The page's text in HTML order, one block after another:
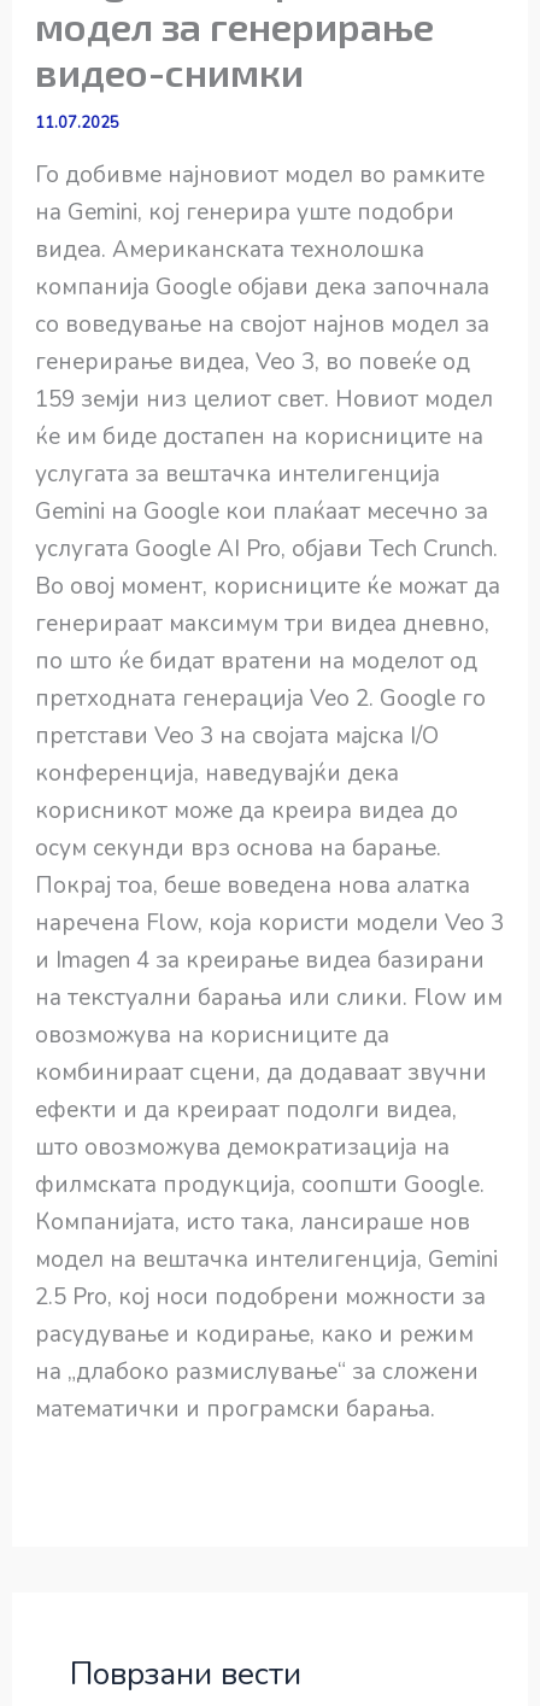
модел за генерирање
видео-снимки
11.07.2025
Го добивме најновиот модел во рамките
на Gemini, кој генерира уште подобри
видеа. Американската технолошка
компанија Google објави дека започнала
со воведување на својот најнов модел за
генерирање видеа, Veo 3, во повеќе од
159 земји низ целиот свет. Новиот модел
ќе им биде достапен на корисниците на
услугата за вештачка интелигенција
Gemini на Google кои плаќаат месечно за
услугата Google AI Pro, објави Tech Crunch.
Во овој момент, корисниците ќе можат да
генерираат максимум три видеа дневно,
по што ќе бидат вратени на моделот од
претходната генерација Veo 2. Google го
претстави Veо 3 на својата мајска I/O
конференција, наведувајќи дека
корисникот може да креира видеа до
осум секунди врз основа на барање.
Покрај тоа, беше воведена нова алатка
наречена Flow, која користи модели Veo 3
и Imagen 4 за креирање видеа базирани
на текстуални барања или слики. Flow им
овозможува на корисниците да
комбинираат сцени, да додаваат звучни
ефекти и да креираат подолги видеа,
што овозможува демократизација на
филмската продукција, соопшти Google.
Компанијата, исто така, лансираше нов
модел на вештачка интелигенција, Gemini
2.5 Pro, кој носи подобрени можности за
расудување и кодирање, како и режим
на „длабоко размислување“ за сложени
математички и програмски барања.
Поврзани вести